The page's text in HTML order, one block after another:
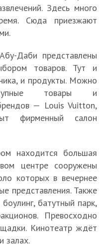
Здесь много
Сюда приезжают
Даби представлены
товаров. Тут и
и продукты. Можно
товары и
— Louis Vuitton,
фирменный салон
находится большая
центре сооружены
которых в вечернее
представления. Также
батутный парк,
Превосходно
Кинотеатр ждёт
залах.